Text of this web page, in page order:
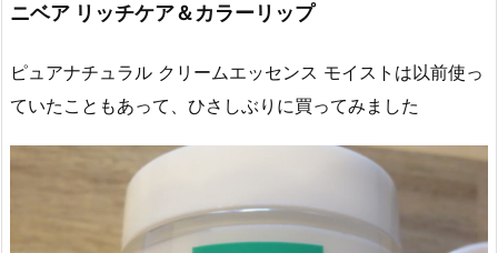
ニベア リッチケア＆カラーリップ
ピュアナチュラル クリームエッセンス モイストは以前使っ
ていたこともあって、ひさしぶりに買ってみました